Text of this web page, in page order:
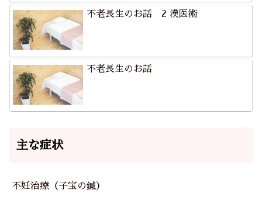
不老長生のお話 2 漢医術
不老長生のお話
主な症状
不妊治療（子宝の鍼）